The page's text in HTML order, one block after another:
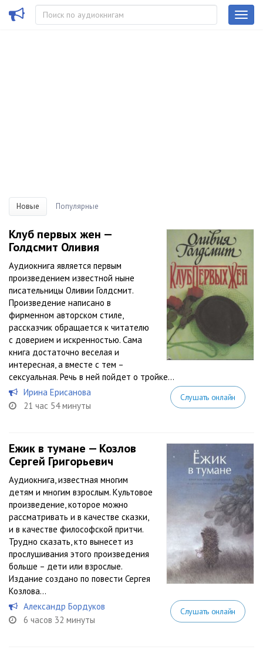
Новые Популярные
Клуб первых жен —
Голдсмит Оливия
Аудиокнига является первым
произведением известной ныне
писательницы Оливии Голдсмит.
Произведение написано в
фирменном авторском стиле,
рассказчик обращается к читателю
с доверием и искренностью. Сама
книга достаточно веселая и
интересная, а вместе с тем –
сексуальная. Речь в ней пойдет о тройке...
Ирина Ерисанова
21 час 54 минуты
Слушать онлайн
Ежик в тумане — Козлов
Сергей Григорьевич
Аудиокнига, известная многим
детям и многим взрослым. Культовое
произведение, которое можно
рассматривать и в качестве сказки,
и в качестве философской притчи.
Трудно сказать, кто вынесет из
прослушивания этого произведения
больше – дети или взрослые.
Издание создано по повести Сергея
Козлова...
Александр Бордуков
6 часов 32 минуты
Слушать онлайн